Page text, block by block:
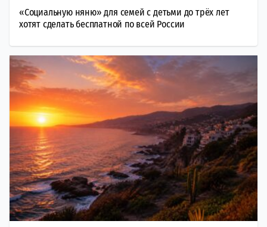
«Социальную няню» для семей с детьми до трёх лет
хотят сделать бесплатной по всей России